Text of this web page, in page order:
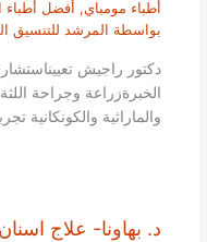
أطباء مومباي, أفضل أطباء
بواسطة المرشد للتنسيق
الخبرةزراعة وجراحة اللثة
والماراثية والكونكانية
د. بهاونا- علاج